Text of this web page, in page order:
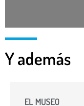
Y además
EL MUSEO